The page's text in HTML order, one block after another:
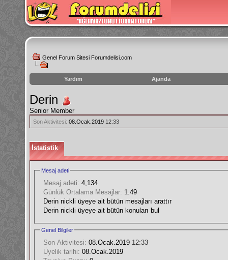
Genel Forum Sitesi Forumdelisi.com
Yardım Ajanda
instagram
izlenme
hilesi
Derin
Senior Member
Son Aktivitesi: 08.Ocak.2019 12:33
İstatistik
Mesaj adeti
Mesaj adeti: 4,134
Günlük Ortalama Mesajlar: 1.49
Derin nickli üyeye ait bütün mesajları arattır
Derin nickli üyeye ait bütün konuları bul
Genel Bilgiler
Son Aktivitesi: 08.Ocak.2019 12:33
Üyelik tarihi: 08.Ocak.2019